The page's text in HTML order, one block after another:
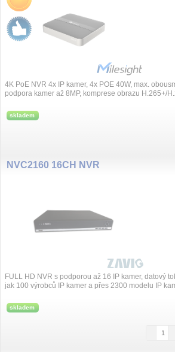
4K PoE NVR 4x IP kamer, 4x POE 40W, max.
podpora kamer až 8MP, komprese obrazu H.265+/
skladem
NVC2160 16CH NVR
FULL HD NVR s podporou až 16 IP kamer, datový
jak 100 výrobců IP kamer a přes 2300 modelu IP
skladem